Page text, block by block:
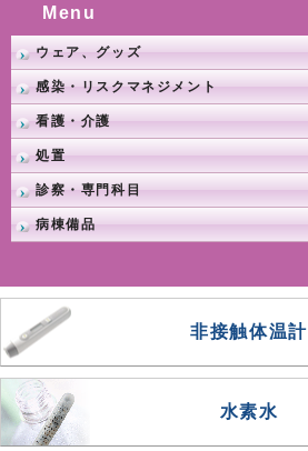
Menu
ウェア、グッズ
感染・リスクマネジメント
看護・介護
処置
診察・専門科目
病棟備品
非接触体温計
水素水